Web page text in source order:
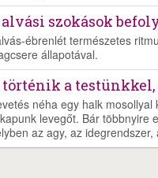
szokások
ébrenlét természetes
állapotával.
a
néha egy halk
levegőt. Bár többnyire
az agy, az